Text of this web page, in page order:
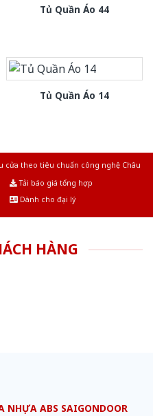
Tủ Quần Áo 44
Tủ Quần Áo 14
theo tiêu chuẩn công nghệ Châu
Tải báo giá tổng hợp
Dành cho đại lý
HÀNG
NHỰA ABS SAIGONDOOR